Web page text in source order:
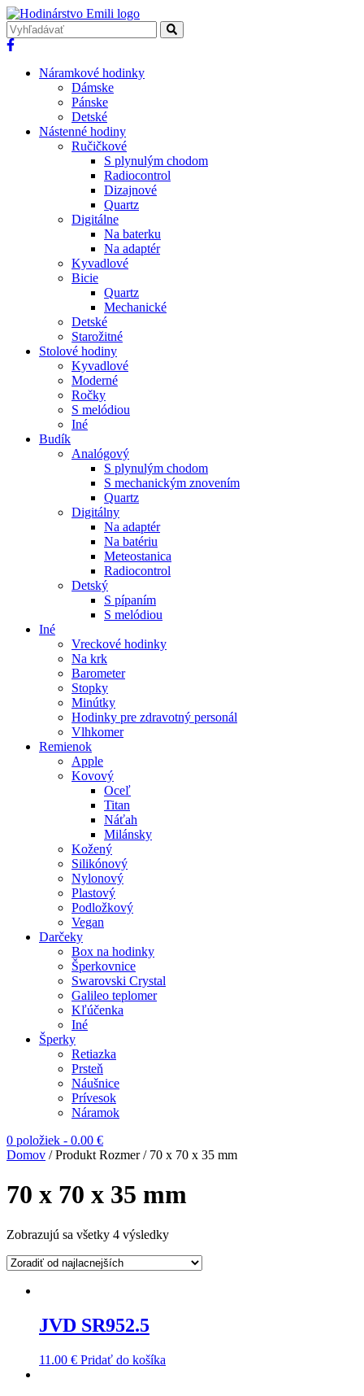
Náramkové hodinky
Dámske
Pánske
Detské
Nástenné hodiny
Ručičkové
S plynulým chodom
Radiocontrol
Dizajnové
Quartz
Digitálne
Na baterku
Na adaptér
Kyvadlové
Bicie
Quartz
Mechanické
Detské
Starožitné
Stolové hodiny
Kyvadlové
Moderné
Ročky
S melódiou
Iné
Budík
Analógový
S plynulým chodom
S mechanickým znovením
Quartz
Digitálny
Na adaptér
Na batériu
Meteostanica
Radiocontrol
Detský
S pípaním
S melódiou
Iné
Vreckové hodinky
Na krk
Barometer
Stopky
Minútky
Hodinky pre zdravotný personál
Vlhkomer
Remienok
Apple
Kovový
Oceľ
Titan
Náťah
Milánsky
Kožený
Silikónový
Nylonový
Plastový
Podložkový
Vegan
Darčeky
Box na hodinky
Šperkovnice
Swarovski Crystal
Galileo teplomer
Kľúčenka
Iné
Šperky
Retiazka
Prsteň
Náušnice
Prívesok
Náramok
0 položiek - 0.00 €
Domov / Produkt Rozmer / 70 x 70 x 35 mm
70 x 70 x 35 mm
Zobrazujú sa všetky 4 výsledky
JVD SR952.5
11.00 € Pridať do košíka